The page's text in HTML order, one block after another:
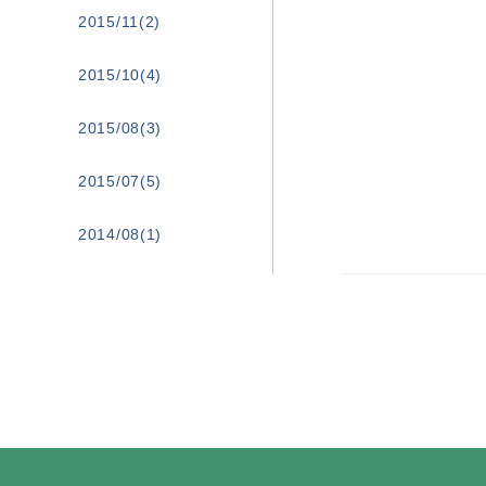
2015/11(2)
2015/10(4)
2015/08(3)
2015/07(5)
2014/08(1)